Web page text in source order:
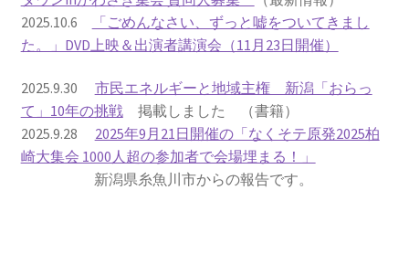
書籍
2022.12.29 原発事故と甲状腺がん
2023.1.26 「脱原発」成長論
2023.2.7 いまこそ私は原発に反対します
2025.10.6
「ごめんなさい、ずっと嘘をついてきまし
た。」DVD上映＆出演者講演会（11月23日開催）
2025.9.30 市民エネルギーと地域主権 新潟「おらっ
て」10年の挑戦掲載しました （書籍）
2025.9.28 2025年9月21日開催の「なくそテ原発2025柏
崎大集会 1000人超の参加者で会場埋まる！」
新潟県糸魚川市からの報告です。